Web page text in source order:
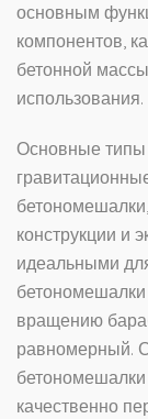
основным
компонентов,
бетонной
использования.
Основные типы
конструкции и
идеальными
вращению
равномерный.
качественно